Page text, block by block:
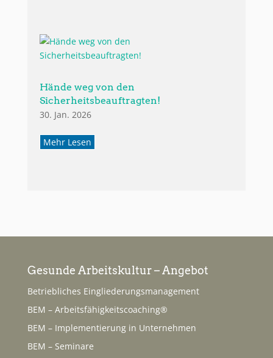
Hände weg von den
Sicherheitsbeauftragten!
30. Jan. 2026
Mehr Lesen
Gesunde Arbeitskultur – Angebot
Betriebliches Eingliederungsmanagement
BEM – Arbeitsfähigkeitscoaching®
BEM – Implementierung in Unternehmen
BEM – Seminare